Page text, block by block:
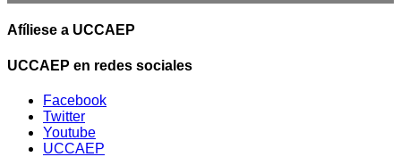
Afíliese a UCCAEP
UCCAEP en redes sociales
Facebook
Twitter
Youtube
UCCAEP